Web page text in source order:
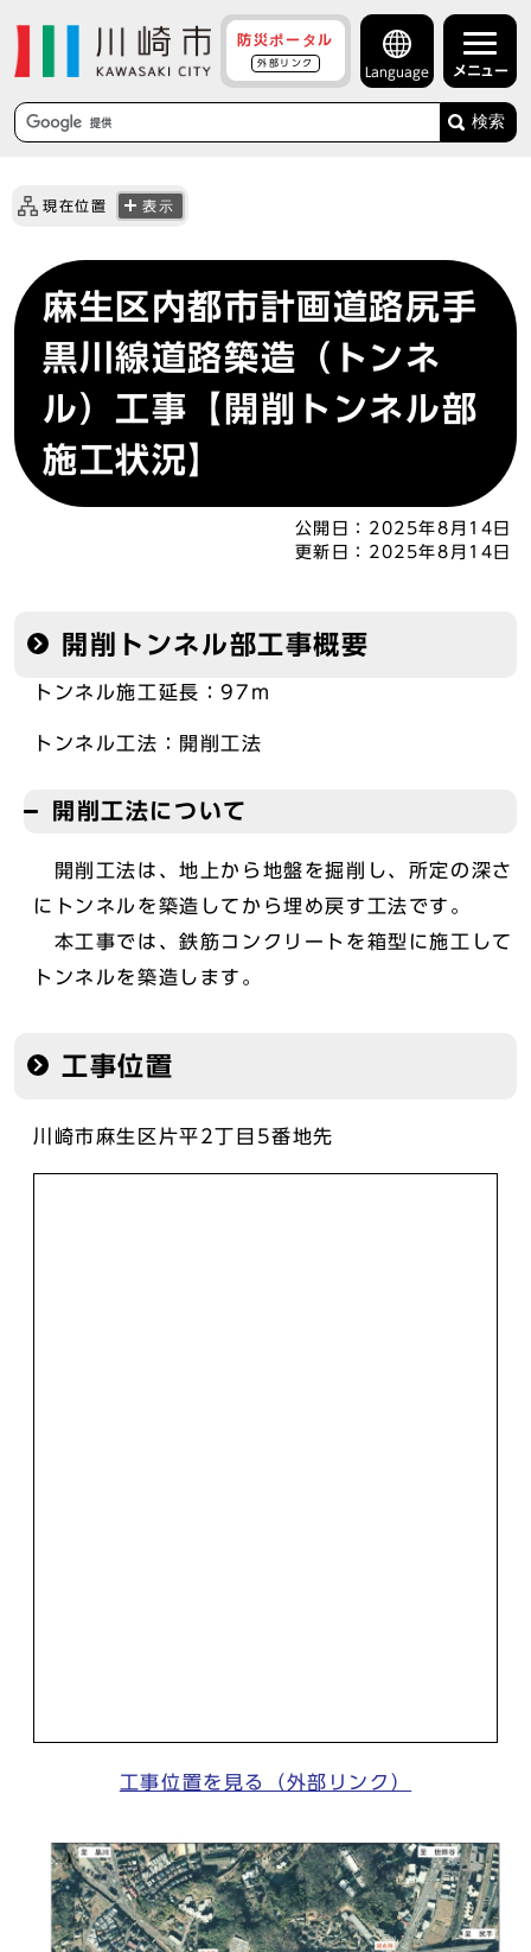
防災ポータル
外部リンク
Language メニュー
検索
現在位置 表示
麻生区内都市計画道路尻手
黒川線道路築造（トンネ
ル）工事【開削トンネル部
施工状況】
公開日： 2025年8月14日
更新日： 2025年8月14日
開削トンネル部工事概要
トンネル施工延長：97m
トンネル工法：開削工法
開削工法について
開削工法は、地上から地盤を掘削し、所定の深さ
にトンネルを築造してから埋め戻す工法です。
本工事では、鉄筋コンクリートを箱型に施工して
トンネルを築造します。
工事位置
川崎市麻生区片平2丁目5番地先
工事位置を見る（外部リンク）